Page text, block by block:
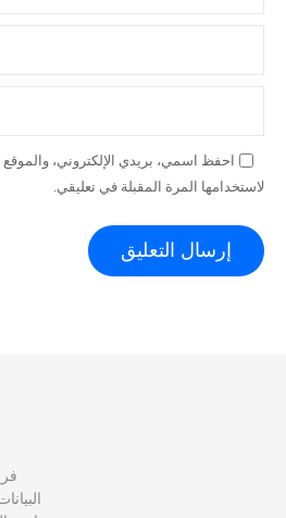
احفظ اسمي، بريدي الإلكتروني،
لاستخدامها المرة المقبلة في تعليقي.